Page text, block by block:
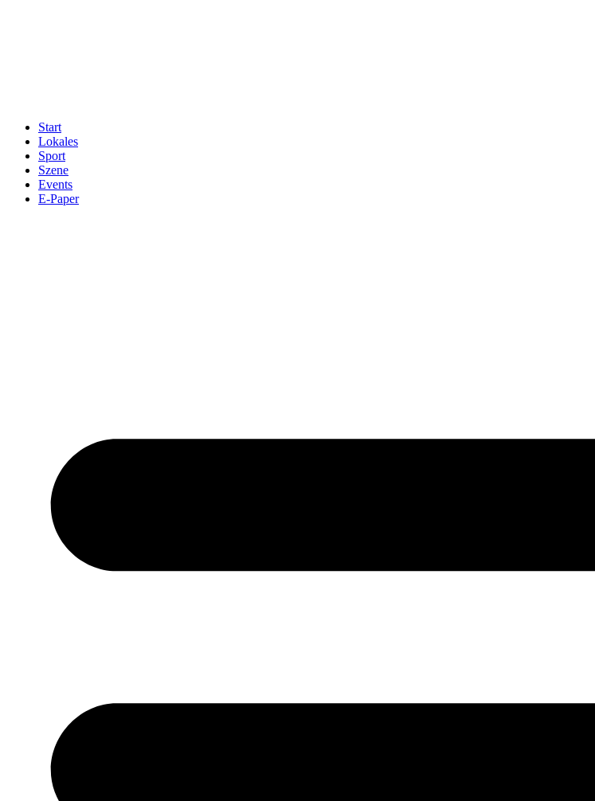
Start
Lokales
Sport
Szene
Events
E-Paper